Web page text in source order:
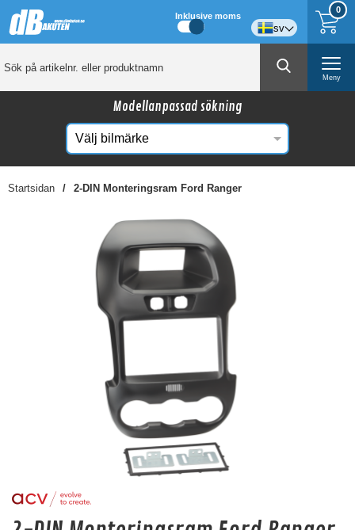
0
Inklusive moms
sv
Meny
Modellanpassad sökning
Startsidan 2-DIN Monteringsram Ford Ranger
Kanske någon av dessa produkter kan intressera
dig?
Deaf Bonce Machete 20mm2 OFC (Svart)